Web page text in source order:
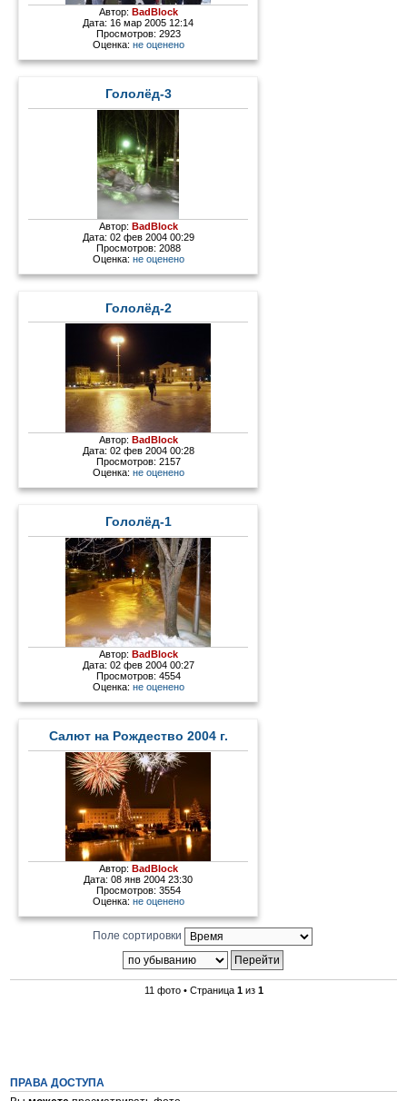
Автор: BadBlock
Дата: 16 мар 2005 12:14
Просмотров: 2923
Оценка: не оценено
Гололёд-3
Автор: BadBlock
Дата: 02 фев 2004 00:29
Просмотров: 2088
Оценка: не оценено
Гололёд-2
Автор: BadBlock
Дата: 02 фев 2004 00:28
Просмотров: 2157
Оценка: не оценено
Гололёд-1
Автор: BadBlock
Дата: 02 фев 2004 00:27
Просмотров: 4554
Оценка: не оценено
Салют на Рождество 2004 г.
Автор: BadBlock
Дата: 08 янв 2004 23:30
Просмотров: 3554
Оценка: не оценено
Поле сортировки
11 фото • Страница 1из 1
ПРАВА ДОСТУПА